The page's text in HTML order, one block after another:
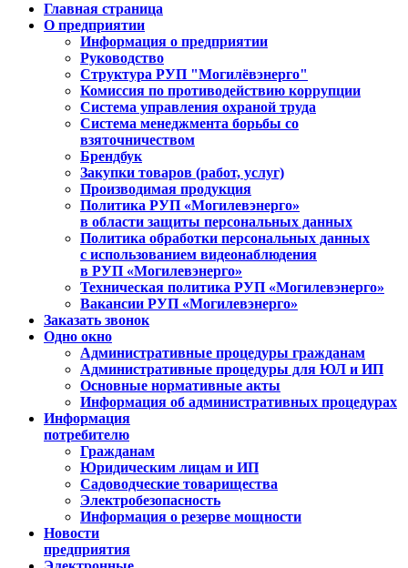
Главная страница
О предприятии
Информация о предприятии
Руководство
Структура РУП "Могилёвэнерго"
Комиссия по противодействию коррупции
Система управления охраной труда
Система менеджмента борьбы со
взяточничеством
Брендбук
Закупки товаров (работ, услуг)
Производимая продукция
Политика РУП «Могилевэнерго»
в области защиты персональных данных
Политика обработки персональных данных
с использованием видеонаблюдения
в РУП «Могилевэнерго»
Техническая политика РУП «Могилевэнерго»
Вакансии РУП «Могилевэнерго»
Заказать звонок
Одно окно
Административные процедуры гражданам
Административные процедуры для ЮЛ и ИП
Основные нормативные акты
Информация об административных процедурах
Информация
потребителю
Гражданам
Юридическим лицам и ИП
Садоводческие товарищества
Электробезопасность
Информация о резерве мощности
Новости
предприятия